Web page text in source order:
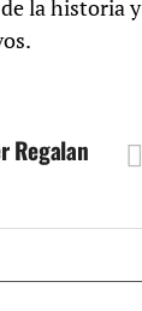
la historia y
Regalan